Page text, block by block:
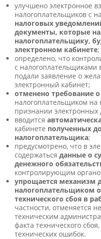
улучшено электронное
налогоплательщиков с
налоговых
документы, которые
налогоплательщику,
электронном кабинете;
определено, что
с налогоплательщиками
подали заявление о
электронный кабинет;
отменено требование
налогоплательщиком на
признании электронных
вводится
кабинете полученных
налогоплательщика;
предусмотрено, что в
содержаться данные о
денежного
контролирующим
упрощается механизм
налогоплательщиком
технического сбоя в
частности, отменяется
техническим
факта технического
технических ошибок.